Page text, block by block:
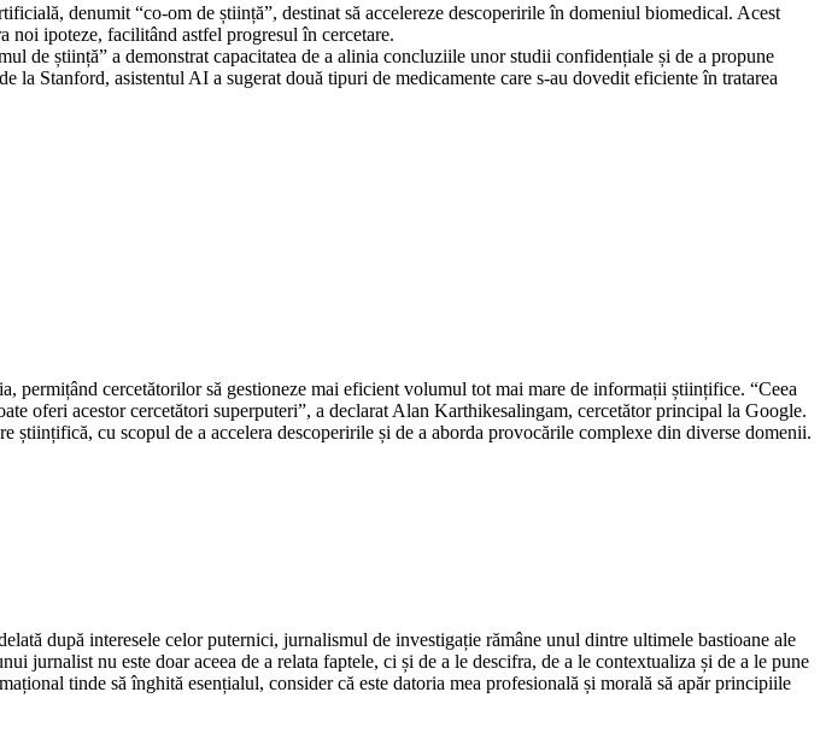
denumit “co-om de știință”, destinat să accelereze descoperirile în domeniul biomedical. Acest
noi ipoteze, facilitând astfel progresul în cercetare.
de știință” a demonstrat capacitatea de a alinia concluziile unor studii confidențiale și de a propune
Stanford, asistentul AI a sugerat două tipuri de medicamente care s-au dovedit eficiente în tratarea
permițând cercetătorilor să gestioneze mai eficient volumul tot mai mare de informații științifice. “Ceea
oferi acestor cercetători superputeri”, a declarat Alan Karthikesalingam, cercetător principal la Google.
cu scopul de a accelera descoperirile și de a aborda provocările complexe din diverse domenii.
după interesele celor puternici, jurnalismul de investigație rămâne unul dintre ultimele bastioane ale
jurnalist nu este doar aceea de a relata faptele, ci și de a le descifra, de a le contextualiza și de a le pune
tinde să înghită esențialul, consider că este datoria mea profesională și morală să apăr principiile